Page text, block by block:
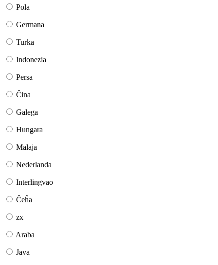
Pola
Germana
Turka
Indonezia
Persa
Ĉina
Galega
Hungara
Malaja
Nederlanda
Interlingvao
Ĉeĥa
zx
Araba
Java